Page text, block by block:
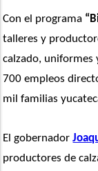
Con el programa
talleres y
calzado, uniformes
700 empleos
mil familias
El gobernador
productores de